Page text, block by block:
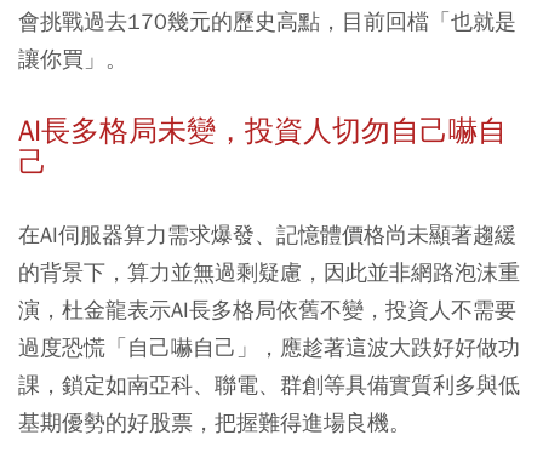
會挑戰過去170幾元的歷史高點，目前回檔「也就是
讓你買」。
AI長多格局未變，投資人切勿自己嚇自
己
在AI伺服器算力需求爆發、記憶體價格尚未顯著趨緩
的背景下，算力並無過剩疑慮，因此並非網路泡沫重
演，杜金龍表示AI長多格局依舊不變，投資人不需要
過度恐慌「自己嚇自己」，應趁著這波大跌好好做功
課，鎖定如南亞科、聯電、群創等具備實質利多與低
基期優勢的好股票，把握難得進場良機。